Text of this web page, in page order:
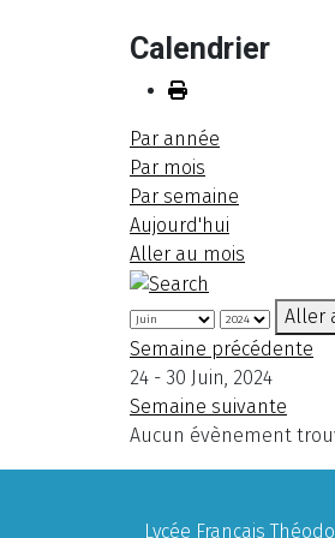
Calendrier
Par année
Par mois
Par semaine
Aujourd'hui
Aller au mois
Aller
Semaine précédente
24 - 30 Juin, 2024
Semaine suivante
Aucun évènement
Lycée Français